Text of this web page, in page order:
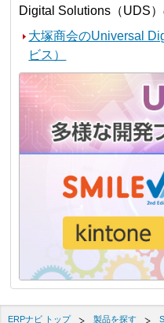
Digital Solutions（UDS
大塚商会のUniversal
ビス）
ERPナビ トップ 製品を探す